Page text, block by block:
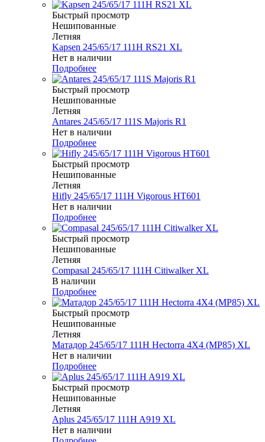
Быстрый просмотр
Нешипованные
Летняя
Kapsen 245/65/17 111H RS21 XL
Нет в наличии
Подробнее
Быстрый просмотр
Нешипованные
Летняя
Antares 245/65/17 111S Majoris R1
Нет в наличии
Подробнее
Быстрый просмотр
Нешипованные
Летняя
Hifly 245/65/17 111H Vigorous HT601
Нет в наличии
Подробнее
Быстрый просмотр
Нешипованные
Летняя
Compasal 245/65/17 111H Citiwalker XL
В наличии
Подробнее
Быстрый просмотр
Нешипованные
Летняя
Матадор 245/65/17 111H Hectorra 4X4 (MP85) XL
Нет в наличии
Подробнее
Быстрый просмотр
Нешипованные
Летняя
Aplus 245/65/17 111H A919 XL
Нет в наличии